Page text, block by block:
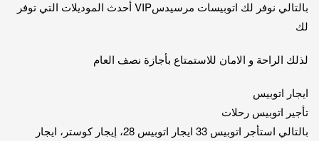
بالتالي نوفر لك اتوبيسات مرسيدسVIP أحدث الموديلات التي توفر
لك
لذلك الراحة و الامان للاستمتاع بأجازة نصف العام
ايجار اتوبيس
تأجير اتوبيس رحلات
بالتالي استأجر اتوبيس 33 ايجار اتوبيس 28، إيجار كوستر، ايجار